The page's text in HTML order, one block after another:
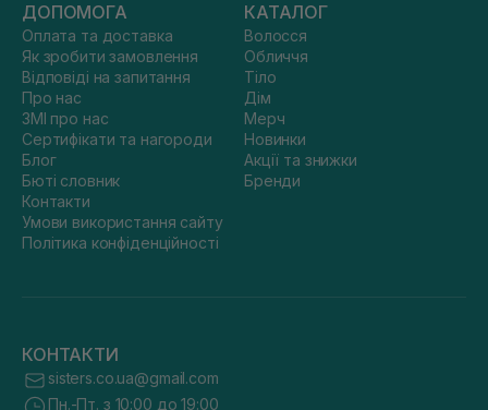
ДОПОМОГА
Оплата та доставка
Як зробити замовлення
Відповіді на запитання
Про нас
ЗМІ про нас
Сертифікати та нагороди
Блог
Бюті словник
Контакти
Умови використання сайту
Політика конфіденційності
КАТАЛОГ
Волосся
Обличчя
Тіло
Дім
Мерч
Новинки
Акції та знижки
Бренди
КОНТАКТИ
sisters.co.ua@gmail.com
Пн.-Пт. з 10:00 до 19:00